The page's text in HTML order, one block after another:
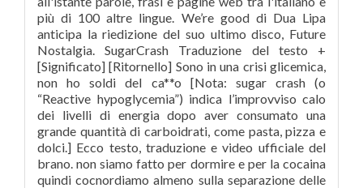
più di 100 altre lingue. We’re good di Dua Lipa
anticipa la riedizione del suo ultimo disco, Future
Nostalgia. SugarCrash Traduzione del testo +
[Significato] [Ritornello] Sono in una crisi glicemica,
non ho soldi del ca**o [Nota: sugar crash (o
“Reactive hypoglycemia”) indica l’improvviso calo
dei livelli di energia dopo aver consumato una
grande quantità di carboidrati, come pasta, pizza e
dolci.] Ecco testo, traduzione e video ufficiale del
brano. non siamo fatto per dormire e per la cocaina
quindi cocnordiamo almeno sulla separazione delle